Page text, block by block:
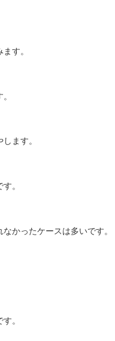
す。
ます。
。
かったケースは多いです。
。